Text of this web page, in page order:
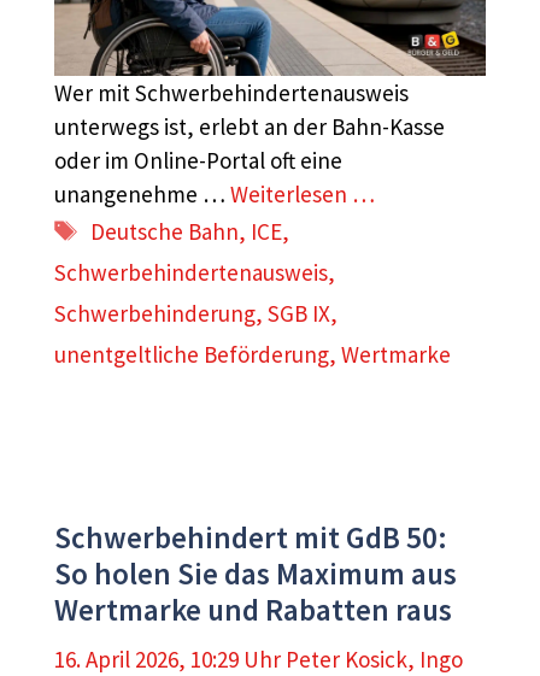
Wer mit Schwerbehindertenausweis
unterwegs ist, erlebt an der Bahn-Kasse
oder im Online-Portal oft eine
unangenehme … Weiterlesen …
Schlagwörter
Deutsche Bahn, ICE,
Schwerbehindertenausweis,
Schwerbehinderung, SGB IX,
unentgeltliche Beförderung, Wertmarke
Schwerbehindert mit GdB 50:
So holen Sie das Maximum aus
Wertmarke und Rabatten raus
16. April 2026, 10:29 Uhr Peter Kosick, Ingo